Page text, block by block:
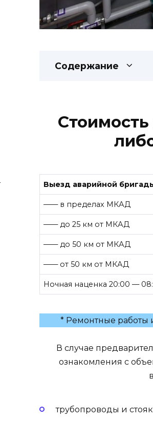
Содержание
Выезд аварийной
—— в пределах МКАД
—— до 25 км от МКАД
—— до 50 км от МКАД
—— от 50 км от МКАД
Ночная наценка 20:00 —
* Ремонтные работы
В случае
ознакомления с
трубопроводы и